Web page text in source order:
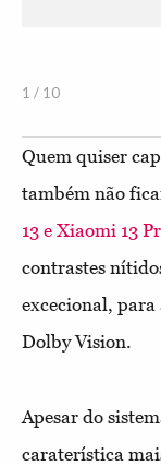
1 / 10
Quem quiser
também não
13 e Xiaomi 13
contrastes
excecional,
Dolby Vision.
Apesar do
caraterística